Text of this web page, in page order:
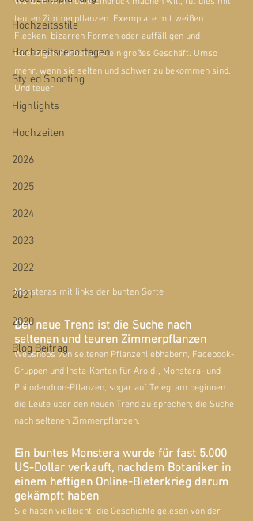
Hochzeitsstile
Hochzeitsreportagen
Styled Shooting
Highlights
Hochzeiten
2026
2025
2024
2023
2022
2021
2020
Blog Beitrag
teuren Zimmerpflanzen. Exemplare mit weißen
Flecken, bizarren Formen oder auffälligen und
lebendigen Farben sind ein großes Geschäft. Umso
mehr, wenn sie selten und schwer zu bekommen sind.
Und teuer.
Monsteras mit links der bunten Sorte
Der neue Trend ist die Suche nach
seltenen und teuren Zimmerpflanzen
Webshops von seltenen Pflanzenliebhabern, Facebook-
Gruppen und Insta-Konten für Aroid-, Monstera- und
Philodendron-Pflanzen, sogar auf Telegram beginnen
die Leute über den neuen Trend zu sprechen; die Suche
nach seltenen Zimmerpflanzen.
Ein buntes Monstera wurde für fast 5.000
US-Dollar verkauft, nachdem Botaniker in
einem heftigen Online-Bieterkrieg darum
gekämpft haben
Sie haben vielleicht  die Geschichte gelesen von der